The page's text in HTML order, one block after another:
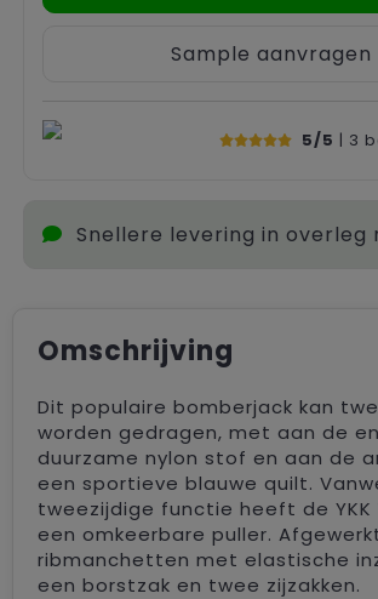
Sample aanvragen
5/5 | 3
Snellere levering in overleg
Omschrijving
Dit populaire bomberjack kan
worden gedragen, met aan de
duurzame nylon stof en aan de
een sportieve blauwe quilt.
tweezijdige functie heeft de YKK
een omkeerbare puller.
ribmanchetten met elastische
een borstzak en twee zijzakken.